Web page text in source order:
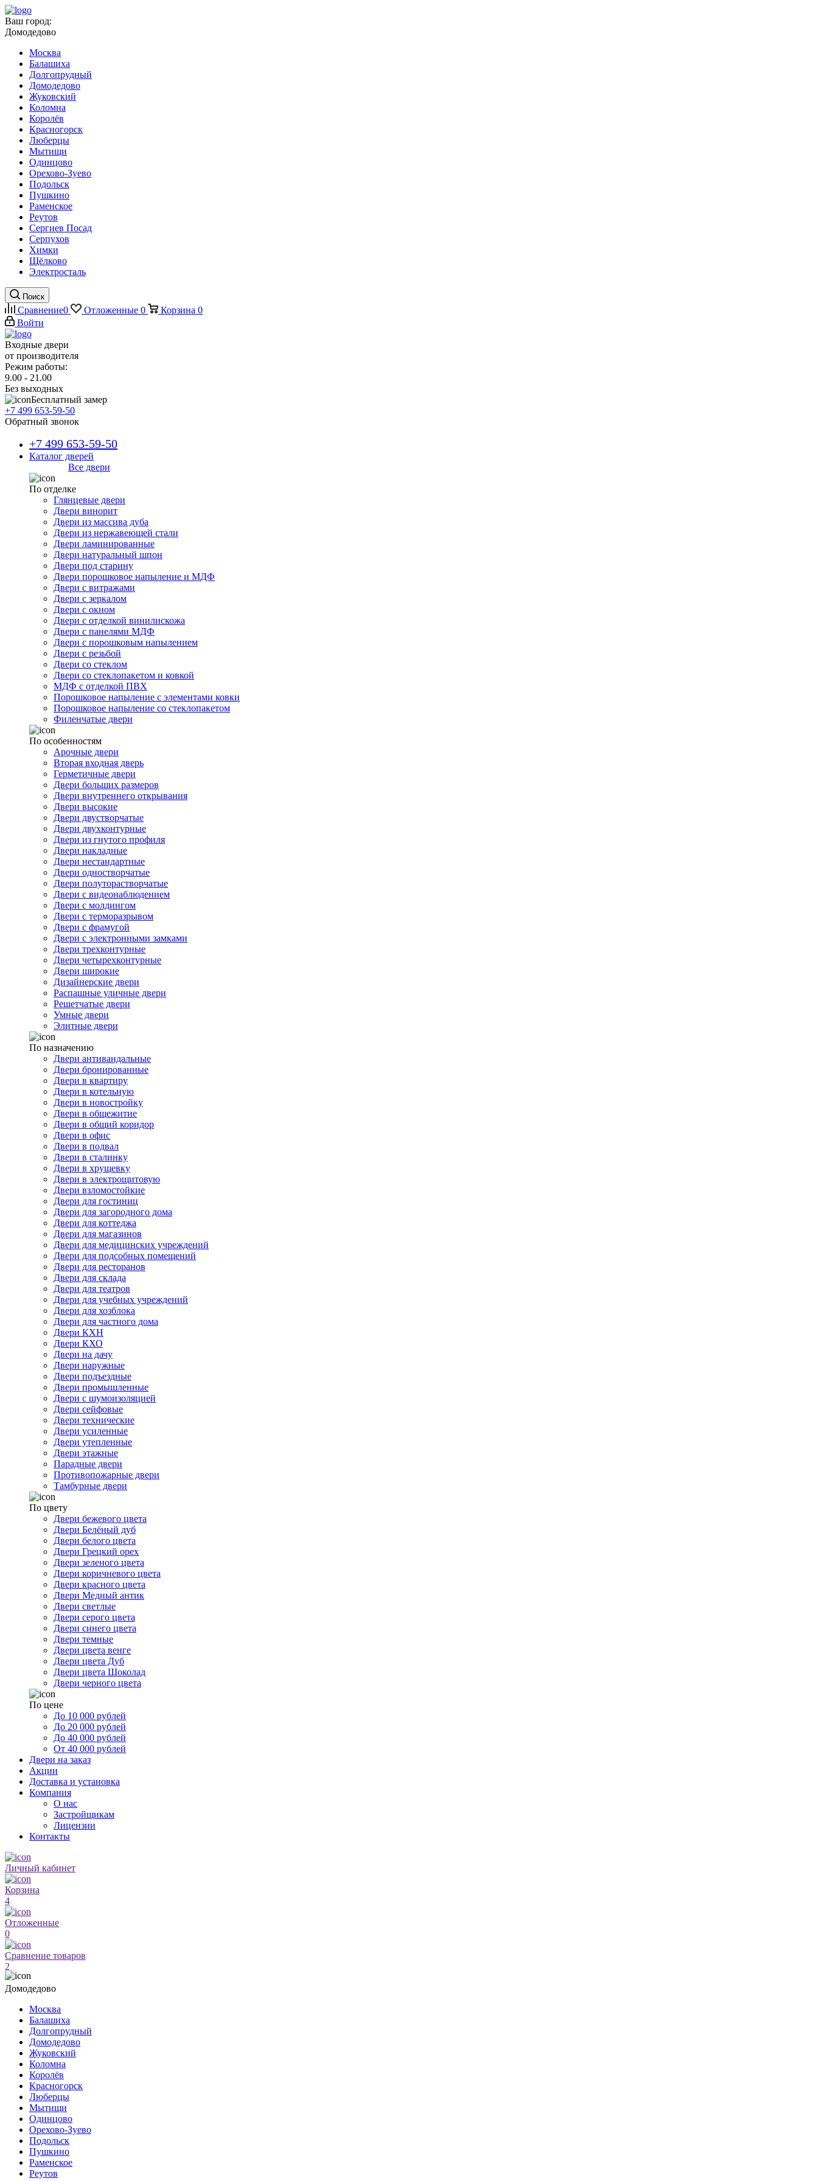
Ваш город:
Домодедово
Москва
Балашиха
Долгопрудный
Домодедово
Жуковский
Коломна
Королёв
Красногорск
Люберцы
Мытищи
Одинцово
Орехово-Зуево
Подольск
Пушкино
Раменское
Реутов
Сергиев Посад
Серпухов
Химки
Щёлково
Электросталь
Поиск
Сравнение0 Отложенные 0 Корзина 0
Войти
Входные двери
от производителя
Режим работы:
9.00 - 21.00
Без выходных
Бесплатный замер
+7 499 653-59-50
Обратный звонок
+7 499 653-59-50
Каталог дверей
Все двери
По отделке
Глянцевые двери
Двери винорит
Двери из массива дуба
Двери из нержавеющей стали
Двери ламинированные
Двери натуральный шпон
Двери под старину
Двери порошковое напыление и МДФ
Двери с витражами
Двери с зеркалом
Двери с окном
Двери с отделкой винилискожа
Двери с панелями МДФ
Двери с порошковым напылением
Двери с резьбой
Двери со стеклом
Двери со стеклопакетом и ковкой
МДФ с отделкой ПВХ
Порошковое напыление с элементами ковки
Порошковое напыление со стеклопакетом
Филенчатые двери
По особенностям
Арочные двери
Вторая входная дверь
Герметичные двери
Двери больших размеров
Двери внутреннего открывания
Двери высокие
Двери двустворчатые
Двери двухконтурные
Двери из гнутого профиля
Двери накладные
Двери нестандартные
Двери одностворчатые
Двери полуторастворчатые
Двери с видеонаблюдением
Двери с молдингом
Двери с терморазрывом
Двери с фрамугой
Двери с электронными замками
Двери трехконтурные
Двери четырехконтурные
Двери широкие
Дизайнерские двери
Распашные уличные двери
Решетчатые двери
Умные двери
Элитные двери
По назначению
Двери антивандальные
Двери бронированные
Двери в квартиру
Двери в котельную
Двери в новостройку
Двери в общежитие
Двери в общий коридор
Двери в офис
Двери в подвал
Двери в сталинку
Двери в хрущевку
Двери в электрощитовую
Двери взломостойкие
Двери для гостиниц
Двери для загородного дома
Двери для коттеджа
Двери для магазинов
Двери для медицинских учреждений
Двери для подсобных помещений
Двери для ресторанов
Двери для склада
Двери для театров
Двери для учебных учреждений
Двери для хозблока
Двери для частного дома
Двери КХН
Двери КХО
Двери на дачу
Двери наружные
Двери подъездные
Двери промышленные
Двери с шумоизоляцией
Двери сейфовые
Двери технические
Двери усиленные
Двери утепленные
Двери этажные
Парадные двери
Противопожарные двери
Тамбурные двери
По цвету
Двери бежевого цвета
Двери Белёный дуб
Двери белого цвета
Двери Грецкий орех
Двери зеленого цвета
Двери коричневого цвета
Двери красного цвета
Двери Медный антик
Двери светлые
Двери серого цвета
Двери синего цвета
Двери темные
Двери цвета венге
Двери цвета Дуб
Двери цвета Шоколад
Двери черного цвета
По цене
До 10 000 рублей
До 20 000 рублей
До 40 000 рублей
От 40 000 рублей
Двери на заказ
Акции
Доставка и установка
Компания
О нас
Застройщикам
Лицензии
Контакты
Личный кабинет
Корзина
4
Отложенные
0
Сравнение товаров
2
Домодедово
Москва
Балашиха
Долгопрудный
Домодедово
Жуковский
Коломна
Королёв
Красногорск
Люберцы
Мытищи
Одинцово
Орехово-Зуево
Подольск
Пушкино
Раменское
Реутов